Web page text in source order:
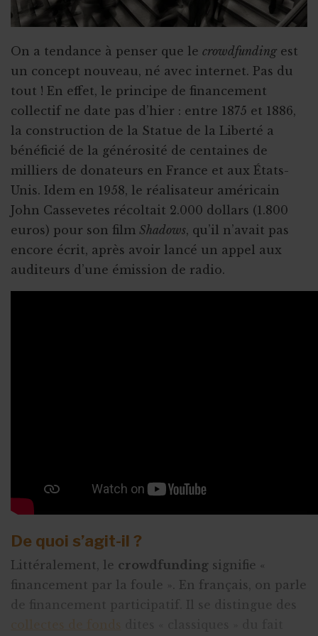
Faire de citoyens vos ambassadeurs
Utiliser l'actu pour faire parler de vous
Triathlon solidaire
Concentration de motos et voitures
On a tendance à penser que le crowdfunding est
un concept nouveau, né avec internet. Pas du
tout ! En effet, le principe de financement
collectif ne date pas d’hier : entre 1875 et 1886,
la construction de la Statue de la Liberté a
bénéficié de la générosité de centaines de
milliers de donateurs en France et aux États-
Unis. Idem en 1958, le réalisateur américain
John Cassevetes récoltait 2.000 dollars (1.800
euros) pour son film Shadows, qu’il n’avait pas
encore écrit, après avoir lancé un appel aux
auditeurs d’une émission de radio.
De quoi s’agit-il ?
Littéralement, le crowdfunding signifie «
financement par la foule ». En français, on parle